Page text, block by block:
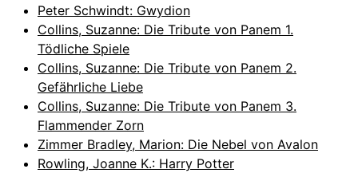
Peter Schwindt: Gwydion
Collins, Suzanne: Die Tribute von Panem 1.
Tödliche Spiele
Collins, Suzanne: Die Tribute von Panem 2.
Gefährliche Liebe
Collins, Suzanne: Die Tribute von Panem 3.
Flammender Zorn
Zimmer Bradley, Marion: Die Nebel von Avalon
Rowling, Joanne K.: Harry Potter